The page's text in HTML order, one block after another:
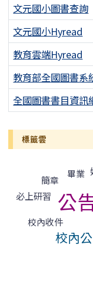
文元國小圖書查詢
文元國小Hyread
教育雲端Hyread
教育部全國圖書系
全國圖書書目資訊
標籤雲
簡章
畢業
必上研習 公
校內收件
校內